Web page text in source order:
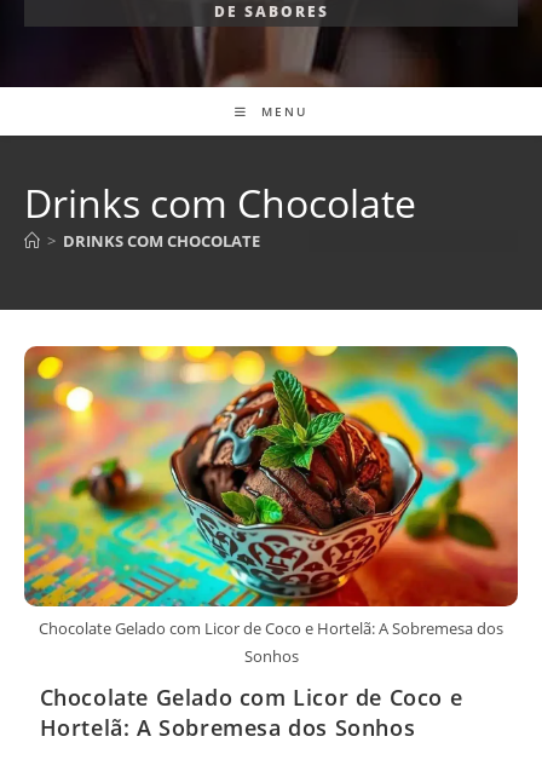
DE SABORES
MENU
Drinks com Chocolate
> DRINKS COM CHOCOLATE
Chocolate Gelado com Licor de Coco e Hortelã: A Sobremesa dos
Sonhos
Chocolate Gelado com Licor de Coco e
Hortelã: A Sobremesa dos Sonhos